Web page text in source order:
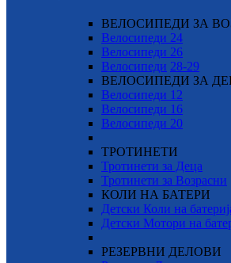
ВЕЛОСИПЕДИ ЗА
Велосипеди 24
Велосипеди 26
Велосипеди 28-29
ВЕЛОСИПЕДИ ЗА
Велосипеди 12
Велосипеди 16
Велосипеди 20
ТРОТИНЕТИ
Тротинети за Деца
Тротинети за Возрасни
КОЛИ НА БАТЕРИ
Детски Коли на
Детски Мотори на
РЕЗЕРВНИ ДЕЛОВИ